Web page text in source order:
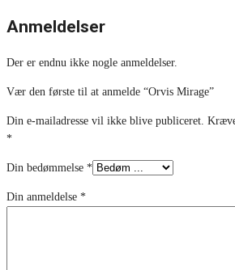
Anmeldelser
Der er endnu ikke nogle anmeldelser.
Vær den første til at anmelde “Orvis Mirage”
Din e-mailadresse vil ikke blive publiceret.
*
Din bedømmelse *
Din anmeldelse *